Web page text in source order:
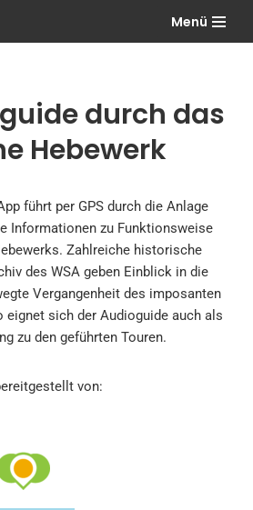
Menü
durch das
Hebewerk
führt per GPS durch die Anlage
Informationen zu Funktionsweise
Zahlreiche historische
des WSA geben Einblick in die
Vergangenheit des imposanten
eignet sich der Audioguide auch als
zu den geführten Touren.
von: